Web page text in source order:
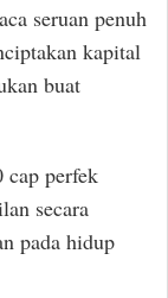
seruan penuh
kapital
buat
cap perfek
secara
pada hidup